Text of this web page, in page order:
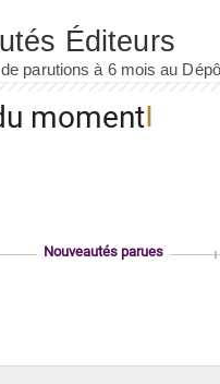
moment
Nouveautés parues